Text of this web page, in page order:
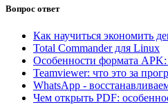
Вопрос ответ
Как научиться экономить
Total Commander для Linux
Особенности формата
Teamviewer: что это за
WhatsApp -
Чем открыть PDF: